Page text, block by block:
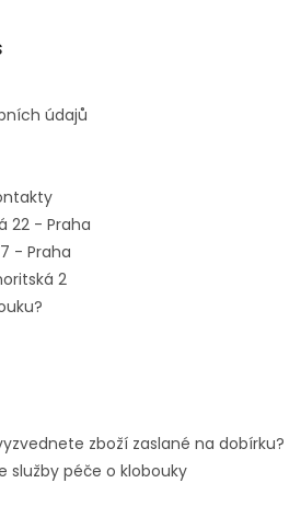
údajů
22 - Praha
- Praha
2
zboží zaslané na dobírku?
služby péče o klobouky